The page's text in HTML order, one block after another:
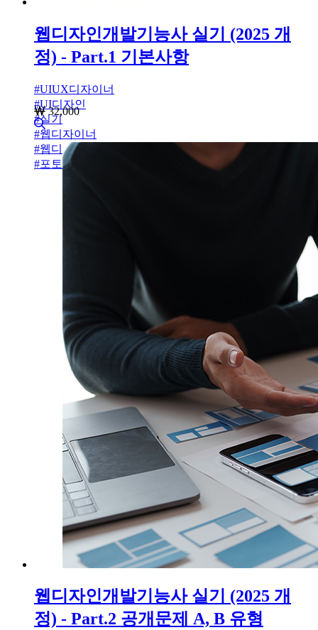
웹디자인개발기능사 실기 (2025 개
정) - Part.1 기본사항
#UIUX디자이너
#UI디자인
#실기
#웹디자이너
#웹디자인개발기능사
#포토샵
32,000
웹디자인개발기능사 실기 (2025 개
정) - Part.2 공개문제 A, B 유형